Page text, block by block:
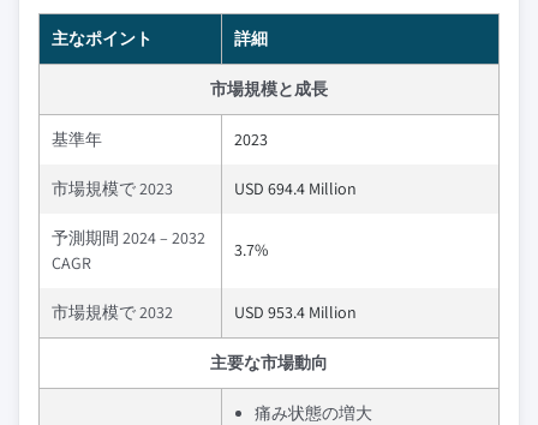
主なポイント 詳細
市場規模と成長
基準年 2023
市場規模で 2023 USD 694.4 Million
予測期間 2024 – 2032
CAGR
3.7%
市場規模で 2032 USD 953.4 Million
主要な市場動向
痛み状態の増大